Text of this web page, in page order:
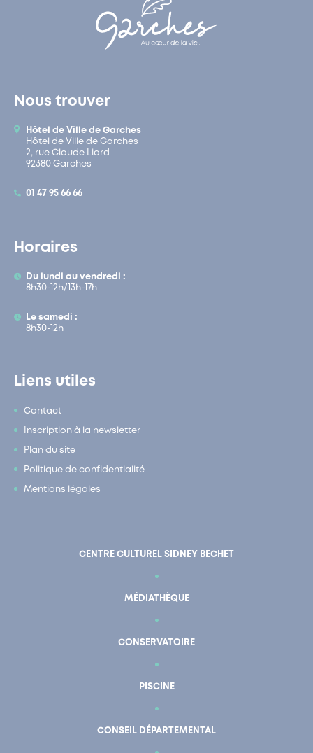
Nous trouver
Hôtel de Ville de Garches
Hôtel de Ville de Garches
2, rue Claude Liard
92380 Garches
01 47 95 66 66
Horaires
Du lundi au vendredi :
8h30-12h/13h-17h
Le samedi :
8h30-12h
Liens utiles
Contact
Inscription à la newsletter
Plan du site
Politique de confidentialité
Mentions légales
CENTRE CULTUREL SIDNEY BECHET
MÉDIATHÈQUE
CONSERVATOIRE
PISCINE
CONSEIL DÉPARTEMENTAL